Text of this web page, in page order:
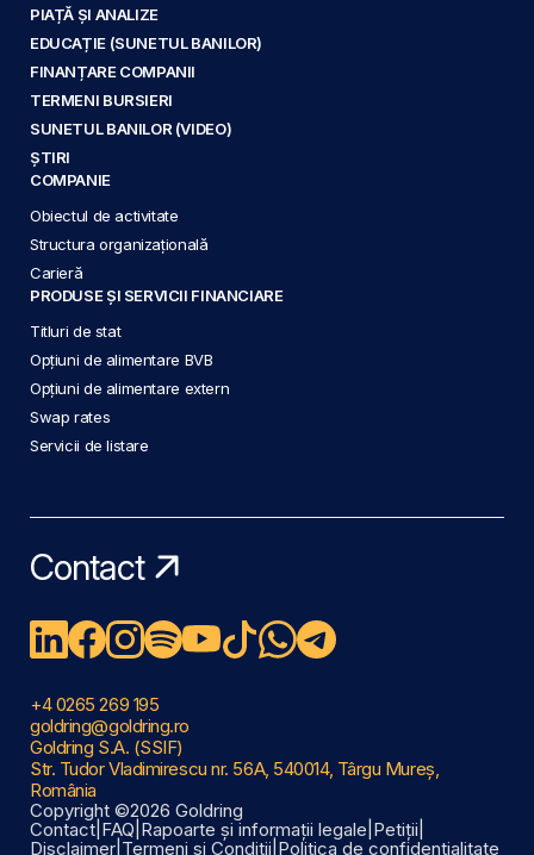
PIAȚĂ ȘI ANALIZE
EDUCAȚIE (SUNETUL BANILOR)
FINANȚARE COMPANII
TERMENI BURSIERI
SUNETUL BANILOR (VIDEO)
ȘTIRI
COMPANIE
Obiectul de activitate
Structura organizațională
Carieră
PRODUSE ȘI SERVICII FINANCIARE
Titluri de stat
Opțiuni de alimentare BVB
Opțiuni de alimentare extern
Swap rates
Servicii de listare
Contact
+4 0265 269 195
goldring@goldring.ro
Goldring S.A. (SSIF)
Str. Tudor Vladimirescu nr. 56A, 540014, Târgu Mureș,
România
Copyright ©2026 Goldring
Contact FAQ Rapoarte și informații legale Petiții
Disclaimer Termeni și Condiții Politica de confidențialitate